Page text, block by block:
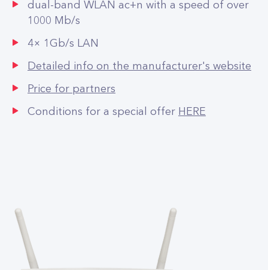
dual-band WLAN ac+n with a speed of over
1000 Mb/s
4× 1Gb/s LAN
Detailed info on the manufacturer's website
Price for partners
Conditions for a special offer HERE